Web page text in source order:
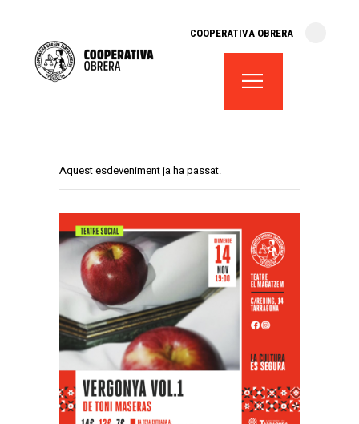
COOPERATIVA OBRERA
fes-te soci
lloguer d’espais
Aquest esdeveniment ja ha passat.